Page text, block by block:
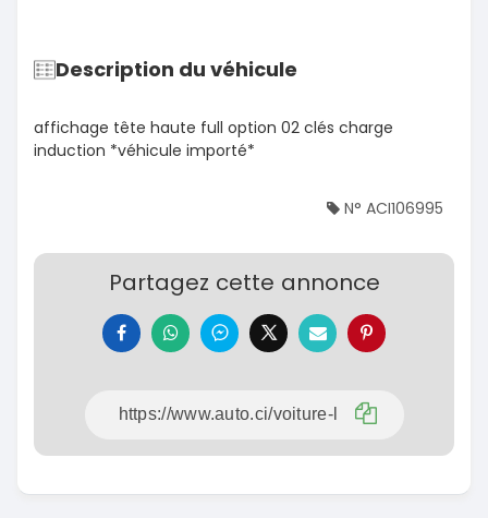
Description du véhicule
affichage tête haute full option 02 clés charge
induction *véhicule importé*
N° ACI106995
Partagez cette annonce